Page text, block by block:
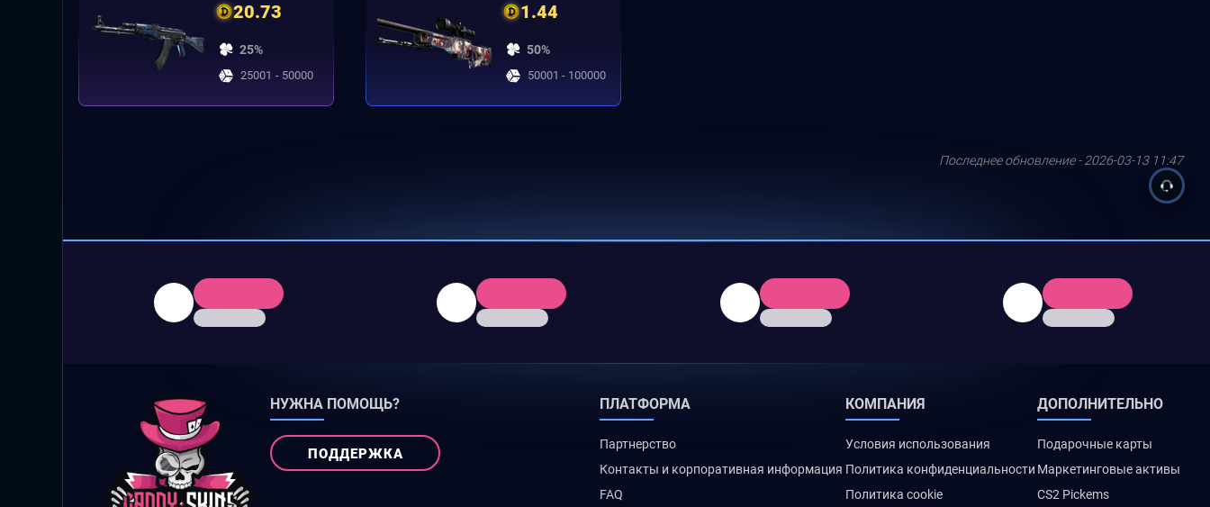
20.73
25%
25001 - 50000
1.44
50%
50001 - 100000
Последнее обновление - 2026-03-13 11:47
НУЖНА ПОМОЩЬ?
ПОДДЕРЖКА
ПЛАТФОРМА
Партнерство
Контакты и корпоративная информация
FAQ
КОМПАНИЯ
Условия использования
Политика конфиденциальности
Политика cookie
ДОПОЛНИТЕЛЬНО
Подарочные карты
Маркетинговые активы
CS2 Pickems